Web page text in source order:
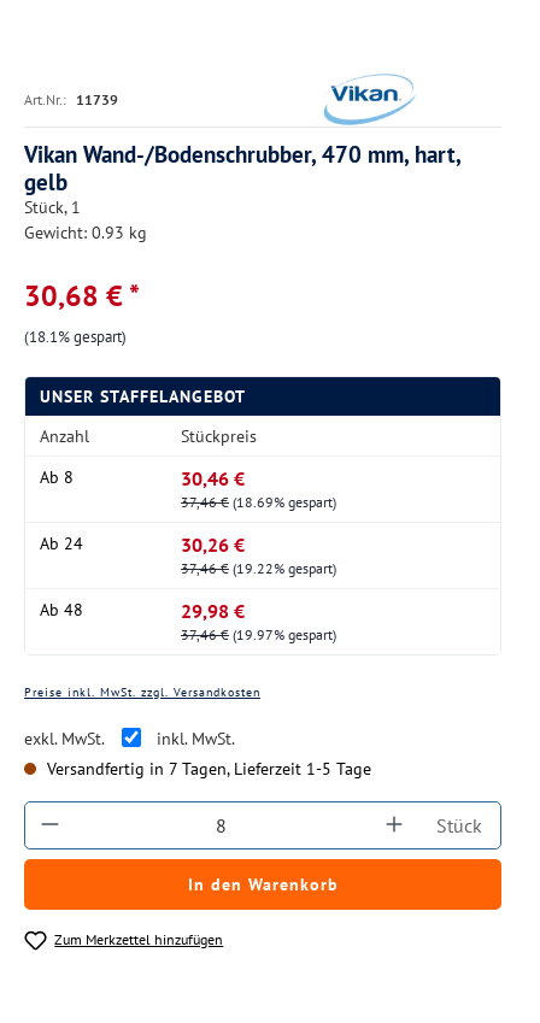
Art.Nr.: 11739
Vikan Wand-/Bodenschrubber, 470 mm, hart,
gelb
Stück, 1
Gewicht: 0.93 kg
30,68 € *
(18.1% gespart)
UNSER STAFFELANGEBOT
Anzahl
Stückpreis
Ab 8 30,46 €
37,46 € (18.69% gespart)
Ab 24 30,26 €
37,46 € (19.22% gespart)
Ab 48 29,98 €
37,46 € (19.97% gespart)
Preise inkl. MwSt. zzgl. Versandkosten
exkl. MwSt.
inkl. MwSt.
Versandfertig in 7 Tagen, Lieferzeit 1-5 Tage
Produkt Anzahl: Gib den gewünschten
Stück
In den Warenkorb
Zum Merkzettel hinzufügen